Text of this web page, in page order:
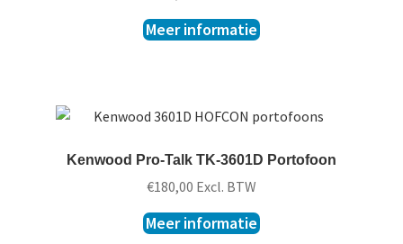
Meer informatie
Kenwood Pro-Talk TK-3601D Portofoon
€180,00 Excl. BTW
Meer informatie